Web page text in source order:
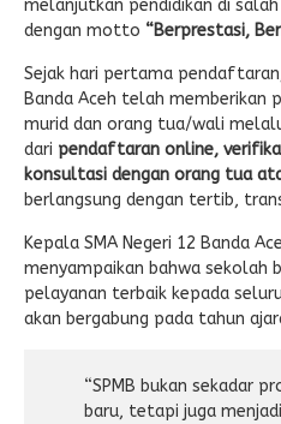
melanjutkan pendidikan di
dengan motto “Berprestasi,
Sejak hari pertama
Banda Aceh telah memberikan
murid dan orang tua/wali
dari pendaftaran online,
konsultasi dengan orang tua
berlangsung dengan tertib,
Kepala SMA Negeri 12 Banda
menyampaikan bahwa sekolah
pelayanan terbaik kepada
akan bergabung pada tahun
“SPMB bukan sekadar
baru, tetapi juga